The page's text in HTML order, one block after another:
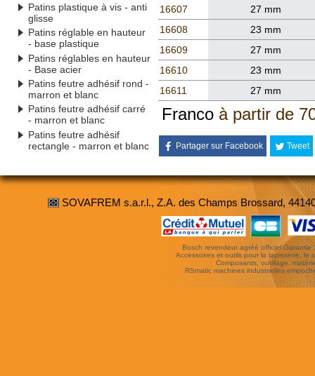
Patins plastique à vis - anti
glisse
Patins réglable en hauteur
- base plastique
Patins réglables en hauteur
- Base acier
Patins feutre adhésif rond -
marron et blanc
Patins feutre adhésif carré
- marron et blanc
Patins feutre adhésif
rectangle - marron et blanc
16607
27 mm
16608
23 mm
16609
27 mm
16610
23 mm
16611
27 mm
Franco à partir de
Partager sur Facebook Tweet
SOVAFREM s.a.r.l., Z.A. des Champs Brossard,
Bosch revendeur agréé officiel Garantie
Accessoires et outils pour la tapisserie, le
Composants, outillage,
RSmatic machines industrielles